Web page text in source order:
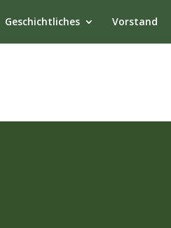
Geschichtliches Vorstand